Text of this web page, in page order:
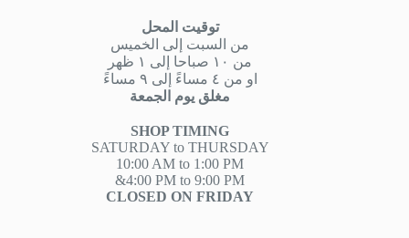
توقيت المحل
من السبت إلى الخميس
من ١٠ صباحا إلى ١ ظهر
او من ٤ مساءً إلى ٩ مساءً
مغلق يوم الجمعة
SHOP TIMING
SATURDAY to THURSDAY
10:00 AM to 1:00 PM
&4:00 PM to 9:00 PM
CLOSED ON FRIDAY